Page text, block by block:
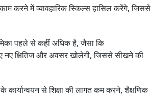
करने में व्यावहारिक स्किल्स हासिल करेंगे, जिससे
पहले से कहीं अधिक है, जैसा कि
नए क्षितिज और अवसर खोलेगी, जिससे सीखने की
से शिक्षा की लागत कम करने, शैक्षणिक